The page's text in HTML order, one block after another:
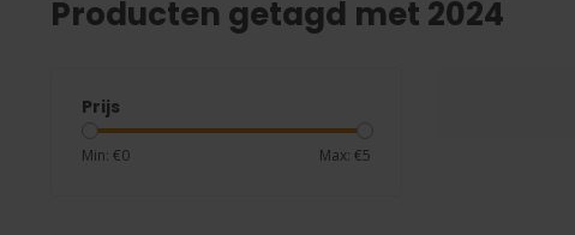
Producten getagd met 2024
Prijs
Min: €0 Max: €5